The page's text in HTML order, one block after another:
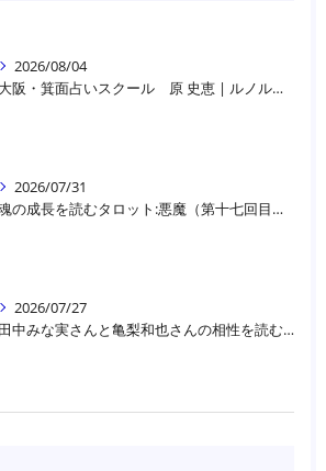
2026/08/04
大阪・箕面占いスクール 原 史恵 | ルノルマンカード読み方のコツ「雲」 仕事をテーマに占った場合
2026/07/31
魂の成長を読むタロット:悪魔（第十七回目）｜大阪・箕面占いスクールラブアンドライト
2026/07/27
田中みな実さんと亀梨和也さんの相性を読む｜大阪・箕面占いスクールラブアンドライト